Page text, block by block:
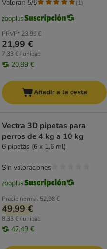
PRVP* 23,99 €
21,99 €
7,33 € / unidad
20,89 €
Valorar: 5/5 (1)
Añadir a la cesta
Vectra 3D pipetas para
perros de 4 kg a 10 kg
6 pipetas (6 x 1,6 ml)
Precio normal 52,98 €
49,99 €
8,33 € / unidad
47,49 €
Sin valoraciones